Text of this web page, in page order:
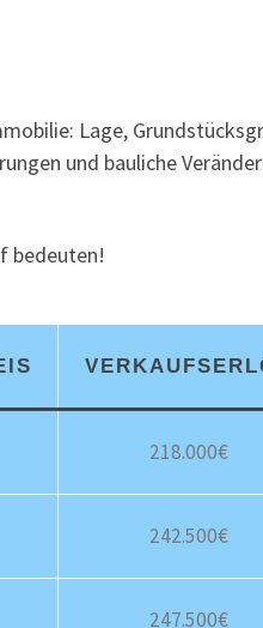
Lage,
und bauliche
bedeuten!
218.000€
242.500€
247.500€